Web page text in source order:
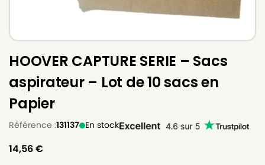
HOOVER CAPTURE SERIE – Sacs
aspirateur – Lot de 10 sacs en
Papier
Référence :131137 En stock
14,56€